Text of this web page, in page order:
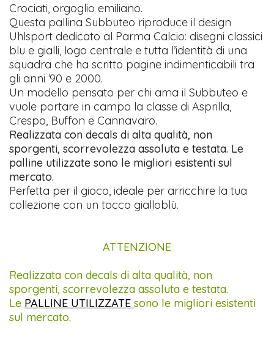
Crociati, orgoglio emiliano.
Questa pallina Subbuteo riproduce il design
Uhlsport dedicato al Parma Calcio: disegni classici
blu e gialli, logo centrale e tutta l’identità di una
squadra che ha scritto pagine indimenticabili tra
gli anni ’90 e 2000.
Un modello pensato per chi ama il Subbuteo e
vuole portare in campo la classe di Asprilla,
Crespo, Buffon e Cannavaro.
Realizzata con decals di alta qualità, non
sporgenti, scorrevolezza assoluta e testata. Le
palline utilizzate sono le migliori esistenti sul
mercato.
Perfetta per il gioco, ideale per arricchire la tua
collezione con un tocco gialloblù.
ATTENZIONE
Realizzata con decals di alta qualità, non
sporgenti, scorrevolezza assoluta e testata.
Le PALLINE UTILIZZATE sono le migliori esistenti
sul mercato.